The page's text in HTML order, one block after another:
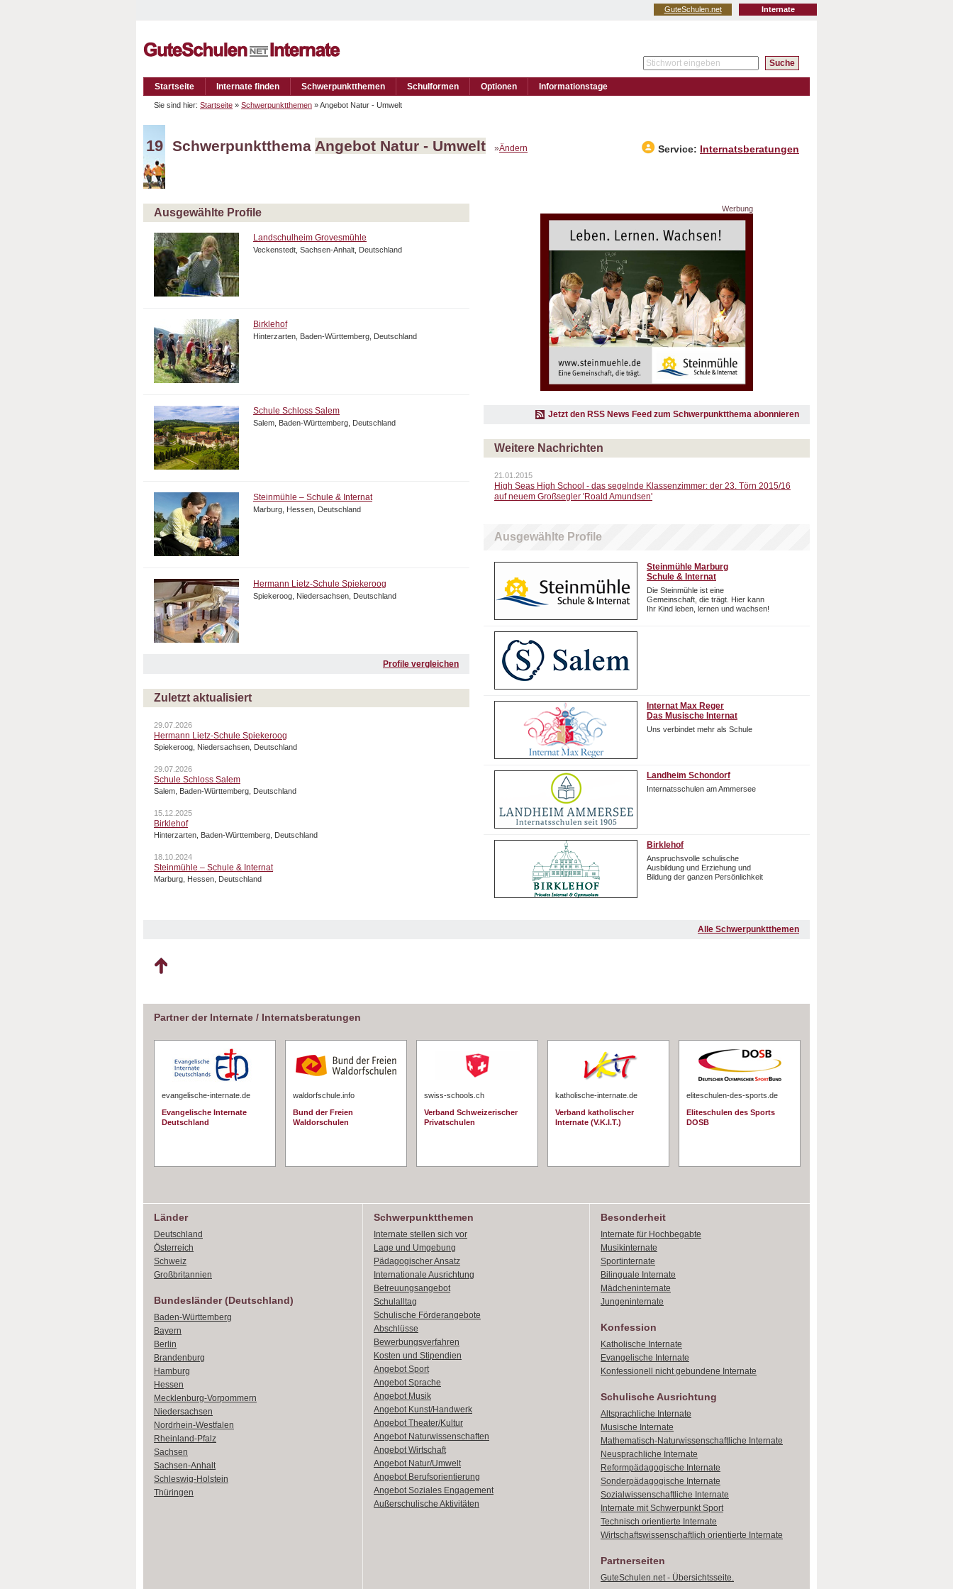
Internate
GuteSchulen.net
Startseite Internate finden Schwerpunktthemen Schulformen Optionen Informationstage
Sie sind hier: Startseite » Schwerpunktthemen » Angebot Natur - Umwelt
19 Schwerpunktthema Angebot Natur - Umwelt »Ändern Service: Internatsberatungen
Ausgewählte Profile
Landschulheim Grovesmühle
Veckenstedt, Sachsen-Anhalt, Deutschland
Birklehof
Hinterzarten, Baden-Württemberg, Deutschland
Schule Schloss Salem
Salem, Baden-Württemberg, Deutschland
Steinmühle – Schule & Internat
Marburg, Hessen, Deutschland
Hermann Lietz-Schule Spiekeroog
Spiekeroog, Niedersachsen, Deutschland
Profile vergleichen
Zuletzt aktualisiert
29.07.2026
Hermann Lietz-Schule Spiekeroog
Spiekeroog, Niedersachsen, Deutschland
29.07.2026
Schule Schloss Salem
Salem, Baden-Württemberg, Deutschland
15.12.2025
Birklehof
Hinterzarten, Baden-Württemberg, Deutschland
18.10.2024
Steinmühle – Schule & Internat
Marburg, Hessen, Deutschland
Werbung
Jetzt den RSS News Feed zum Schwerpunktthema abonnieren
Weitere Nachrichten
21.01.2015
High Seas High School - das segelnde Klassenzimmer: der 23. Törn 2015/16
auf neuem Großsegler 'Roald Amundsen'
Ausgewählte Profile
Steinmühle Marburg
Schule & Internat
Die Steinmühle ist eine
Gemeinschaft, die trägt. Hier kann
Ihr Kind leben, lernen und wachsen!
Internat Max Reger
Das Musische Internat
Uns verbindet mehr als Schule
Landheim Schondorf
Internatsschulen am Ammersee
Birklehof
Anspruchsvolle schulische
Ausbildung und Erziehung und
Bildung der ganzen Persönlichkeit
Alle Schwerpunktthemen
Partner der Internate / Internatsberatungen
evangelische-internate.de
Evangelische Internate
Deutschland
waldorfschule.info
Bund der Freien
Waldorschulen
swiss-schools.ch
Verband Schweizerischer
Privatschulen
katholische-internate.de
Verband katholischer
Internate (V.K.I.T.)
eliteschulen-des-sports.de
Eliteschulen des Sports
DOSB
Länder
Deutschland
Österreich
Schweiz
Großbritannien
Bundesländer (Deutschland)
Baden-Württemberg
Bayern
Berlin
Brandenburg
Hamburg
Hessen
Mecklenburg-Vorpommern
Niedersachsen
Nordrhein-Westfalen
Rheinland-Pfalz
Sachsen
Sachsen-Anhalt
Schleswig-Holstein
Thüringen
Schwerpunktthemen
Internate stellen sich vor
Lage und Umgebung
Pädagogischer Ansatz
Internationale Ausrichtung
Betreuungsangebot
Schulalltag
Schulische Förderangebote
Abschlüsse
Bewerbungsverfahren
Kosten und Stipendien
Angebot Sport
Angebot Sprache
Angebot Musik
Angebot Kunst/Handwerk
Angebot Theater/Kultur
Angebot Naturwissenschaften
Angebot Wirtschaft
Angebot Natur/Umwelt
Angebot Berufsorientierung
Angebot Soziales Engagement
Außerschulische Aktivitäten
Besonderheit
Internate für Hochbegabte
Musikinternate
Sportinternate
Bilinguale Internate
Mädcheninternate
Jungeninternate
Konfession
Katholische Internate
Evangelische Internate
Konfessionell nicht gebundene Internate
Schulische Ausrichtung
Altsprachliche Internate
Musische Internate
Mathematisch-Naturwissenschaftliche Internate
Neusprachliche Internate
Reformpädagogische Internate
Sonderpädagogische Internate
Sozialwissenschaftliche Internate
Internate mit Schwerpunkt Sport
Technisch orientierte Internate
Wirtschaftswissenschaftlich orientierte Internate
Partnerseiten
GuteSchulen.net - Übersichtsseite.